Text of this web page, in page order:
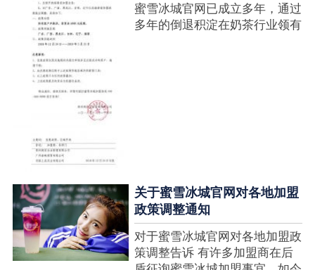
蜜雪冰城官网已成立多年，通过
多年的倒退积淀在奶茶行业领有
关于蜜雪冰城官网对各地加盟
政策调整通知
对于蜜雪冰城官网对各地加盟政
策调整告诉 有许多加盟商在后